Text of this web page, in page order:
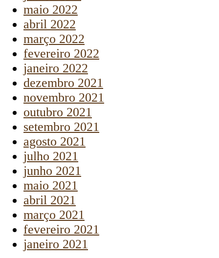
maio 2022
abril 2022
março 2022
fevereiro 2022
janeiro 2022
dezembro 2021
novembro 2021
outubro 2021
setembro 2021
agosto 2021
julho 2021
junho 2021
maio 2021
abril 2021
março 2021
fevereiro 2021
janeiro 2021